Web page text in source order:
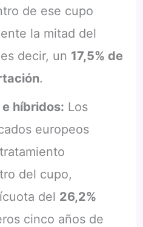
de ese cupo
la mitad del
decir, un 17,5% de
.
híbridos: Los
europeos
del cupo,
del 26,2%
cinco años de